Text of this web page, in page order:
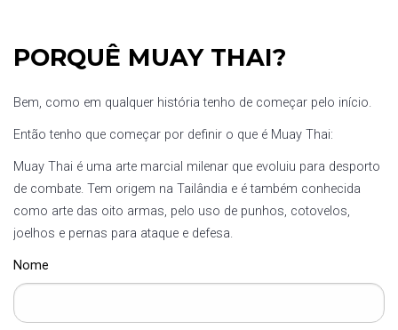
PORQUÊ MUAY THAI?
Bem, como em qualquer história tenho de começar pelo início.
Então tenho que começar por definir o que é Muay Thai:
Muay Thai é uma arte marcial milenar que evoluiu para desporto
de combate. Tem origem na Tailândia e é também conhecida
como arte das oito armas, pelo uso de punhos, cotovelos,
joelhos e pernas para ataque e defesa.
Nome